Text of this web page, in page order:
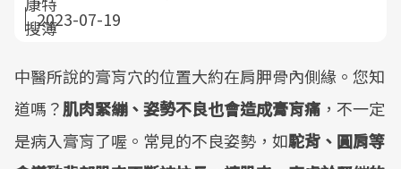
2023-07-19
中醫所說的膏肓穴的位置大約在肩胛骨內側緣。您知
道嗎？肌肉緊繃、姿勢不良也會造成膏肓痛 ，不一定
是病入膏肓了喔。常見的不良姿勢，如駝背、圓肩等